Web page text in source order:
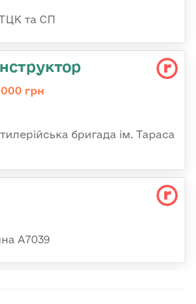
та СП
грн
бригада ім. Тараса
А7039